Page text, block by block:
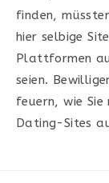
finden,
hier selbige
Plattformen
seien.
feuern, wie
Dating-Sites